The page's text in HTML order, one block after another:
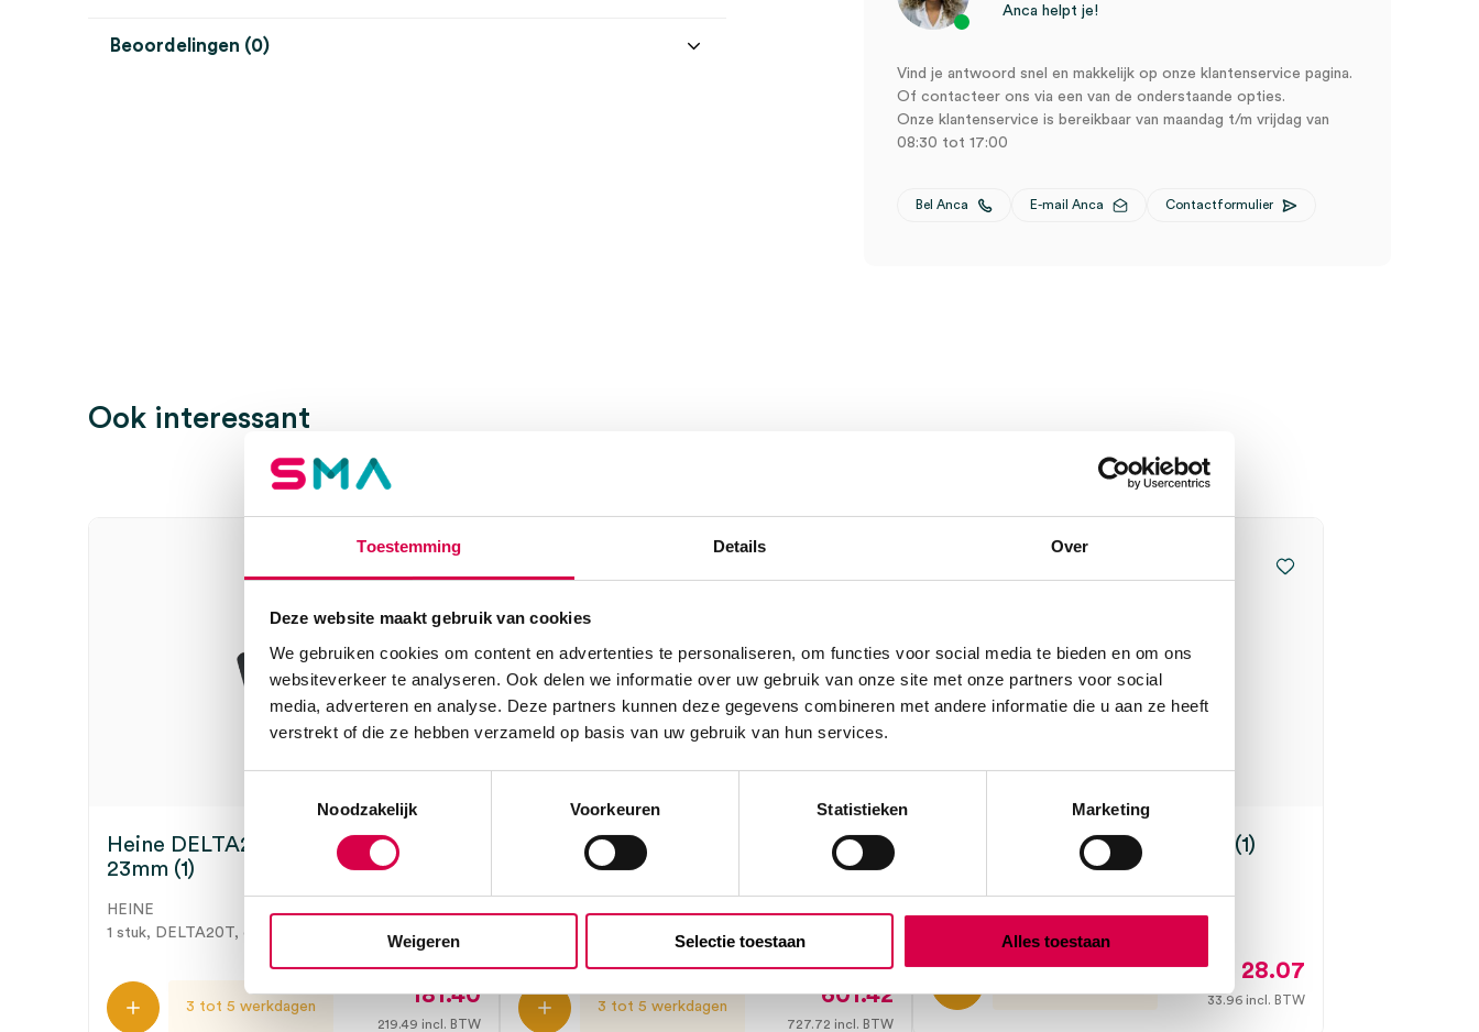
Toestemming Details Over
Deze website maakt gebruik van cookies
We gebruiken cookies om content en advertenties te personaliseren, om functies voor social media te bieden en om ons
websiteverkeer te analyseren. Ook delen we informatie over uw gebruik van onze site met onze partners voor social
media, adverteren en analyse. Deze partners kunnen deze gegevens combineren met andere informatie die u aan ze heeft
verstrekt of die ze hebben verzameld op basis van uw gebruik van hun services.
Noodzakelijk
Voorkeuren Statistieken Marketing
Weigeren Selectie toestaan Alles toestaan
Beoordelingen (0)
Anca helpt je!
Vind je antwoord snel en makkelijk op onze klantenservice pagina.
Of contacteer ons via een van de onderstaande opties.
Onze klantenservice is bereikbaar van maandag t/m vrijdag van
08:30 tot 17:00
Bel Anca E-mail Anca Contactformulier
Ook interessant
Heine DELTA20T contactplaat Ø
23mm (1)
HEINE
1 stuk, DELTA20T, onsteriel
3 tot 5 werkdagen 181.40
219.49 incl. BTW
Heine DELTA20T foto accessoireset,
Canon (set)
HEINE
1 set, DELTA20T, onsteriel
3 tot 5 werkdagen 601.42
727.72 incl. BTW
Heine mini 3000 contactplaat (1)
28.07
33.96incl. BTW